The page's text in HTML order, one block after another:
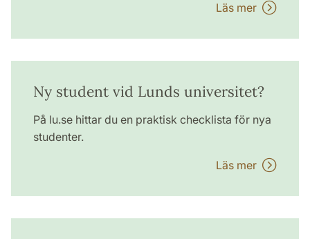
Läs mer
Ny student vid Lunds universitet?
På lu.se hittar du en praktisk checklista för nya
studenter.
Läs mer